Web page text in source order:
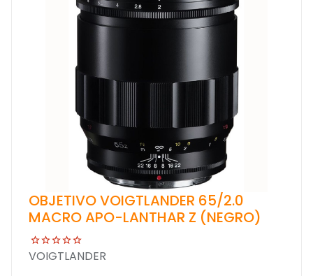
OBJETIVO VOIGTLANDER 65/2.0
MACRO APO-LANTHAR Z (NEGRO)
VOIGTLANDER